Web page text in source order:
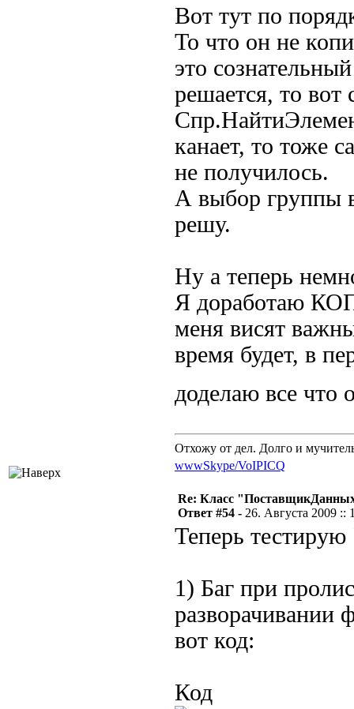
Вот тут по
То что он не
это
решается, то
канает, то тоже
не получилось.
А выбор группы
решу.
Ну а теперь
Я доработаю
меня висят
время будет, в
доделаю все
Отхожу от дел. Долго и
wwwSkype/VoIPICQ
Re: Класс
Ответ #54 - 26. Августа 2009 ::
Теперь
1) Баг при
вот код:
Код